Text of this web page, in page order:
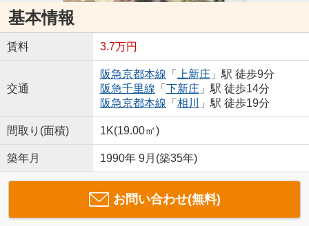
基本情報
賃料 3.7万円
交通
阪急京都本線 「 上新庄 」駅 徒歩9分
阪急千里線 「 下新庄 」駅 徒歩14分
阪急京都本線 「 相川 」駅 徒歩19分
間取り(面積) 1K(19.00㎡)
築年月 1990年 9月(築35年)
お問い合わせ(無料)